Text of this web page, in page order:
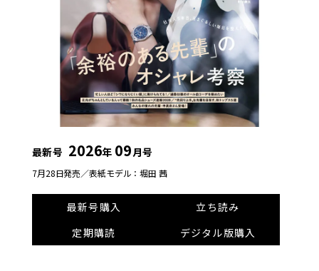
最新号 2026年 09月号
7月28日発売／表紙モデル：堀田 茜
最新号購入
立ち読み
定期購読
デジタル版購入